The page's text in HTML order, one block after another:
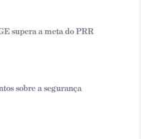
supera a meta do PRR
sobre a segurança